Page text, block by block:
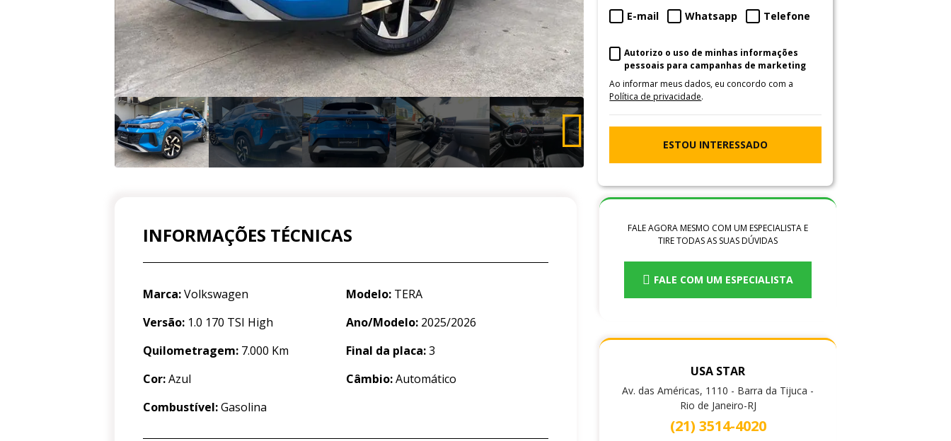
E-mail
Whatsapp Telefone
Autorizo o uso de minhas informações
pessoais para campanhas de marketing
Ao informar meus dados, eu concordo com a
Política de privacidade.
ESTOU INTERESSADO
INFORMAÇÕES TÉCNICAS
Marca:Volkswagen Modelo:TERA
Versão: 1.0 170 TSI High Ano/Modelo:2025/2026
Quilometragem: 7.000 Km Final da placa:3
Cor:Azul Câmbio:Automático
Combustível:Gasolina
FALE AGORA MESMO COM UM ESPECIALISTA E
TIRE TODAS AS SUAS DÚVIDAS
FALE COM UM ESPECIALISTA
USA STAR
Av. das Américas, 1110 - Barra da Tijuca -
Rio de Janeiro-RJ
(21) 3514-4020